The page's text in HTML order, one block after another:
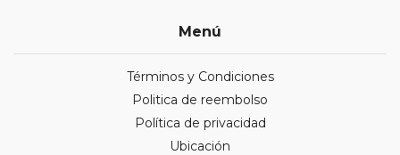
Menú
Términos y Condiciones
Politica de reembolso
Política de privacidad
Ubicación